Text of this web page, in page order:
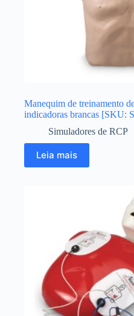
Manequim de treinamento
indicadoras brancas [SKU:
Simuladores de RCP
Leia mais